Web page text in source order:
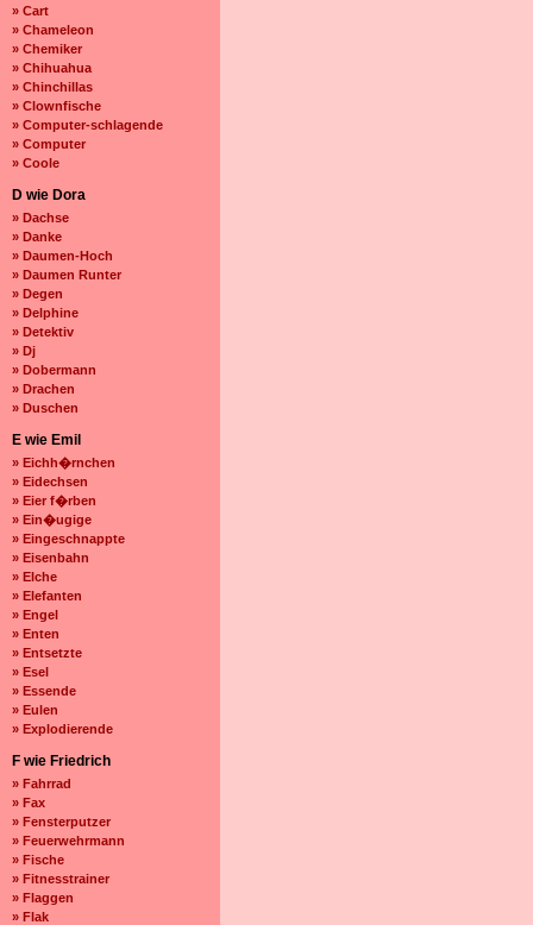
» Cart
» Chameleon
» Chemiker
» Chihuahua
» Chinchillas
» Clownfische
» Computer-schlagende
» Computer
» Coole
D wie Dora
» Dachse
» Danke
» Daumen-Hoch
» Daumen Runter
» Degen
» Delphine
» Detektiv
» Dj
» Dobermann
» Drachen
» Duschen
E wie Emil
» Eichh�rnchen
» Eidechsen
» Eier f�rben
» Ein�ugige
» Eingeschnappte
» Eisenbahn
» Elche
» Elefanten
» Engel
» Enten
» Entsetzte
» Esel
» Essende
» Eulen
» Explodierende
F wie Friedrich
» Fahrrad
» Fax
» Fensterputzer
» Feuerwehrmann
» Fische
» Fitnesstrainer
» Flaggen
» Flak